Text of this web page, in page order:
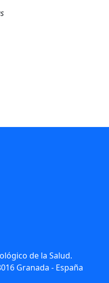
de la Salud.
Granada - España